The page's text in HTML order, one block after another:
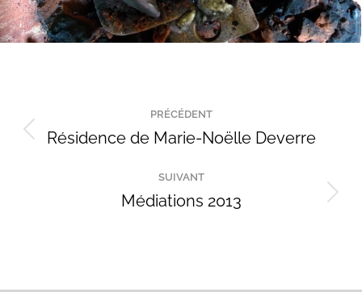
de
commentaire
PRÉCÉDENT
Onglet
Résidence de Marie-Noëlle Deverre
SUIVANT
Projets
Médiations 2013